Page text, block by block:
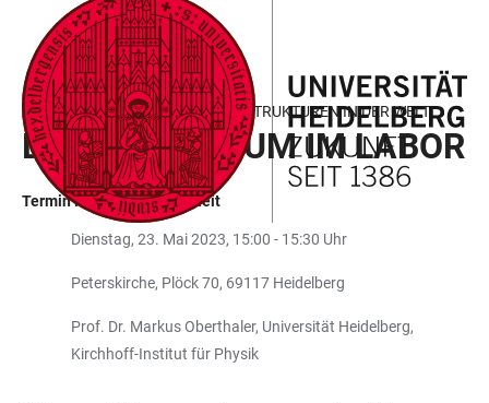
LINKS
ZUR
BARRIEREFREIHEIT
ZUM
HAUPTINHALT
HAUPTNAVIGATION
ÖFFNEN
WEBSEITENSUCHE
ÖFFNEN
AKADEMISCHE MITTAGSPAUSE: STRUKTUREN IN DER WELT
DAS UNIVERSUM IM LABOR
Termin in der Vergangenheit
Dienstag, 23. Mai 2023, 15:00 - 15:30 Uhr
Peterskirche, Plöck 70, 69117 Heidelberg
Prof. Dr. Markus Oberthaler, Universität Heidelberg,
Kirchhoff-Institut für Physik